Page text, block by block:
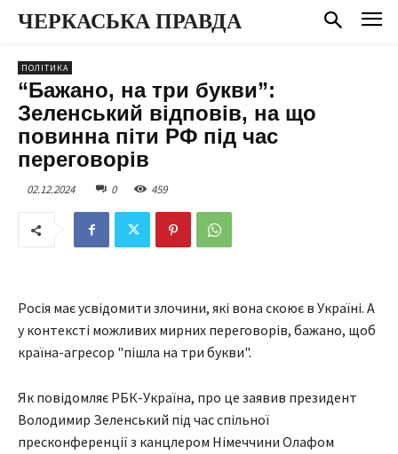
ЧЕРКАСЬКА ПРАВДА
ПОЛІТИКА
“Бажано, на три букви”:
Зеленський відповів, на що
повинна піти РФ під час
переговорів
02.12.2024 0 459
Росія має усвідомити злочини, які вона скоює в Україні. А
у контексті можливих мирних переговорів, бажано, щоб
країна-агресор "пішла на три букви".
Як повідомляє РБК-Україна, про це заявив президент
Володимир Зеленський під час спільної
пресконференції з канцлером Німеччини Олафом